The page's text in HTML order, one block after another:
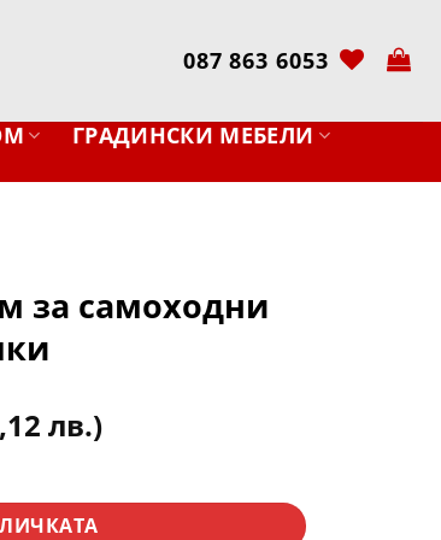
087 863 6053
ГРАДИНСКИ МЕБЕЛИ
за самоходни
лв.)
косачки